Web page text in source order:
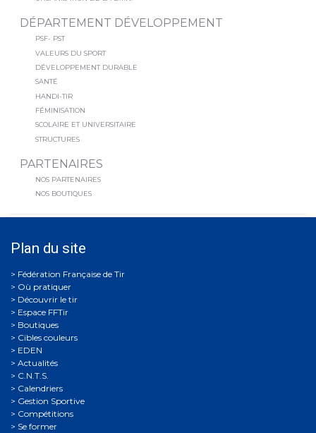
DÉPARTEMENT DÉVELOPPEMENT
PSF- PST
VALEURS DU SPORT
DÉVELOPPEMENT DURABLE
SANTÉ
HANDI-TIR
FÉMINISATION
SCOLAIRE ET UNIVERSITAIRE
STRUCTURES
PARTENAIRES
NOS PARTENAIRES
NOS BOUTIQUES
Plan du site
Où pratiquer
Découvrir le tir
Espace FFTir
Boutiques
Cibles couleurs
EDEN
Actualités
C.N.T.S.
Calendriers
Gestion Sportive
Compétitions
Se former